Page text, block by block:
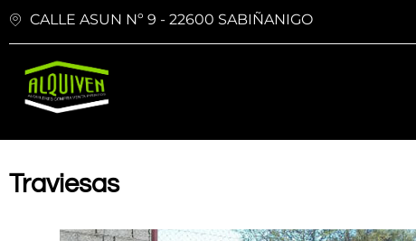
CALLE ASUN Nº 9 - 22600 SABIÑANIGO
Traviesas